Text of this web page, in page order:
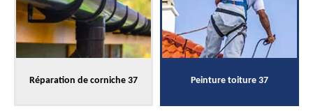
Réparation de corniche 37 Peinture toiture 37